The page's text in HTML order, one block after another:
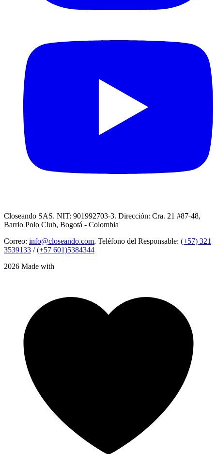
Closeando SAS. NIT: 901992703-3. Dirección: Cra. 21 #87-48,
Barrio Polo Club, Bogotá - Colombia
Correo: info@closeando.com, Teléfono del Responsable: (+57) 321
3539133 /(+57 601)5384344
2026 Made with